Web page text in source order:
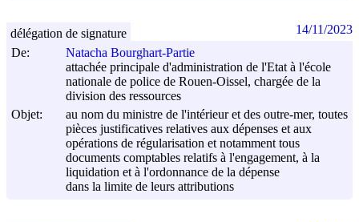
De:
Natacha Bourghart-Partie
attachée principale d'administration de l'Etat à l'école
nationale de police de Rouen-Oissel, chargée de la
division des ressources
Objet:
au nom du ministre de l'intérieur et des outre-mer, toutes
pièces justificatives relatives aux dépenses et aux
opérations de régularisation et notamment tous
documents comptables relatifs à l'engagement, à la
liquidation et à l'ordonnance de la dépense
dans la limite de leurs attributions
délégation de signature 14/11/2023